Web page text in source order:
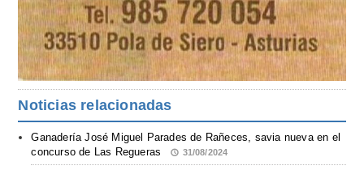
Noticias relacionadas
Ganadería José Miguel Parades de Rañeces, savia nueva en el
concurso de Las Regueras
31/08/2024